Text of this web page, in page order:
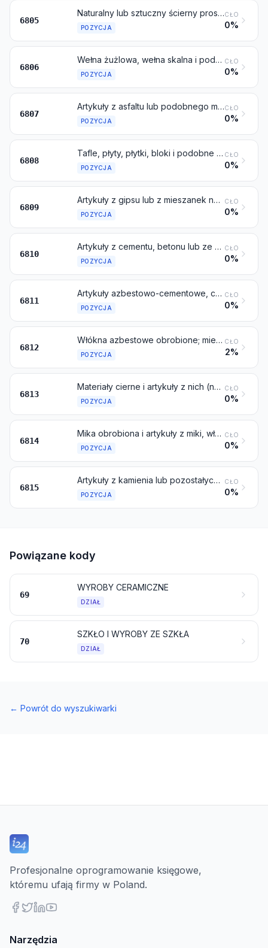
6805
Naturalny lub sztuczny ścierny proszek lub ziarno, na podłożu z tekstyliów, papieru, tektury lub innych materiałów, nawet cięte do kształtu lub zszywane, lub inaczej wykonane
POZYCJA
CŁO
0%
6806
Wełna żużlowa, wełna skalna i podobne wełny mineralne; wermikulit porowaty, iły porowate, żużel spieniony i podobne porowate materiały mineralne; mieszaniny i artykuły z materiałów mineralnych izolujących cieplnie, akustycznie lub pochłaniających dźwięki, inne niż te objęte pozycją 6811 lub 6812, lub objęte działem 69
POZYCJA
CŁO
0%
6807
Artykuły z asfaltu lub podobnego materiału (na przykład bitumu naftowego lub paku węglowego)
POZYCJA
CŁO
0%
6808
Tafle, płyty, płytki, bloki i podobne artykuły z włókien roślinnych, słomy, wiórów, trocin, pyłu lub pozostałych odpadów drewna, scalonych cementem, gipsem lub innym spoiwem mineralnym
POZYCJA
CŁO
0%
6809
Artykuły z gipsu lub z mieszanek na bazie gipsu
POZYCJA
CŁO
0%
6810
Artykuły z cementu, betonu lub ze sztucznego kamienia, nawet zbrojone
POZYCJA
CŁO
0%
6811
Artykuły azbestowo-cementowe, celulozowo-cementowe lub tym podobne
POZYCJA
CŁO
0%
6812
Włókna azbestowe obrobione; mieszaniny na bazie azbestu lub azbestu i węglanu magnezu; artykuły z takich mieszanin lub z azbestu (na przykład nici, tkaniny, odzież, nakrycia głowy, obuwie, uszczelki), nawet wzmocnione, inne niż towary objęte pozycją 6811 lub 6813
POZYCJA
CŁO
2%
6813
Materiały cierne i artykuły z nich (na przykład arkusze, rolki, pasy, segmenty, tarcze, podkładki, okładziny), niezmontowane, do hamulców, sprzęgieł lub tym podobnych, na bazie azbestu lub innych substancji mineralnych, lub celulozy, nawet połączone z materiałami włókienniczymi lub innymi
POZYCJA
CŁO
0%
6814
Mika obrobiona i artykuły z miki, włącznie z miką aglomerowaną lub regenerowaną, nawet na podłożu z papieru, tektury lub innych materiałów
POZYCJA
CŁO
0%
6815
Artykuły z kamienia lub pozostałych substancji mineralnych (włącznie z włóknami węglowymi, artykułami z włókien węglowych i artykułami z torfu), gdzie indziej niewymienione ani niewłączone
POZYCJA
CŁO
0%
Powiązane kody
69
WYROBY CERAMICZNE
DZIAŁ
70
SZKŁO I WYROBY ZE SZKŁA
DZIAŁ
← Powrót do wyszukiwarki
Profesjonalne oprogramowanie księgowe,
któremu ufają firmy w Poland.
Narzędzia